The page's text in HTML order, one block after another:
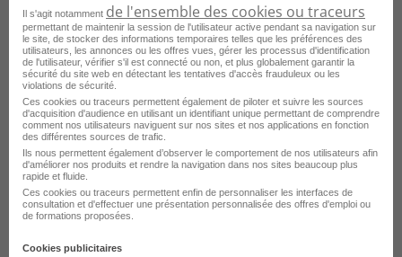
Cours Particuliers d'Anglais H/F
Saint-Germain-du-Corbéis - 61
Indépendant
Télétravail accepté
Les Sherpas
Publié le 18 juillet 2026
Je postule
Il s'agit notamment de l'ensemble des cookies ou traceurs
permettant de maintenir la session de l'utilisateur active pendant sa navigation sur
le site, de stocker des informations temporaires telles que les préférences des
utilisateurs, les annonces ou les offres vues, gérer les processus d'identification
de l'utilisateur, vérifier s'il est connecté ou non, et plus globalement garantir la
sécurité du site web en détectant les tentatives d'accès frauduleux ou les
violations de sécurité.
Ces cookies ou traceurs permettent également de piloter et suivre les sources
d'acquisition d'audience en utilisant un identifiant unique permettant de comprendre
comment nos utilisateurs naviguent sur nos sites et nos applications en fonction
des différentes sources de trafic.
Ils nous permettent également d’observer le comportement de nos utilisateurs afin
d'améliorer nos produits et rendre la navigation dans nos sites beaucoup plus
rapide et fluide.
Ces cookies ou traceurs permettent enfin de personnaliser les interfaces de
consultation et d'effectuer une présentation personnalisée des offres d'emploi ou
de formations proposées.
Cookies publicitaires